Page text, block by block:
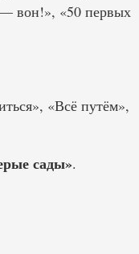
вон!», «50 первых
«Всё путём»,
сады».